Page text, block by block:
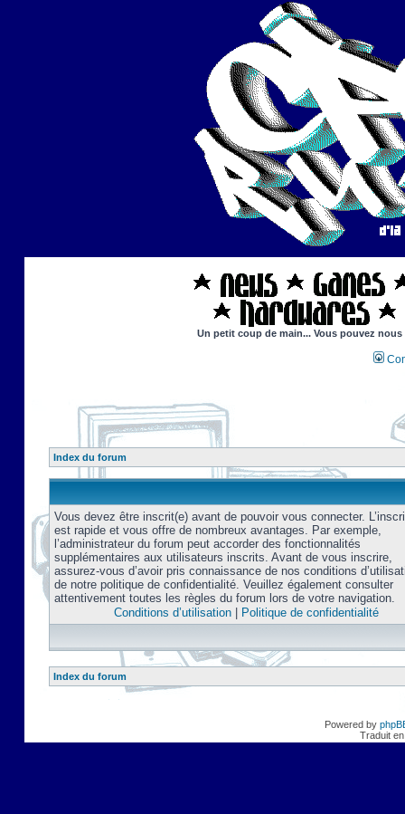
Un petit coup de main... Vous pouvez
Index du forum
Vous devez être inscrit(e) avant de pouvoir vous connecter.
est rapide et vous offre de nombreux avantages. Par exemple,
l’administrateur du forum peut accorder des fonctionnalités
supplémentaires aux utilisateurs inscrits. Avant de vous inscrire,
assurez-vous d’avoir pris connaissance de nos conditions
de notre politique de confidentialité. Veuillez également consulter
attentivement toutes les règles du forum lors de votre navigation.
Conditions d’utilisation| Politique de confidentialité
Index du forum
Powered by
Traduit